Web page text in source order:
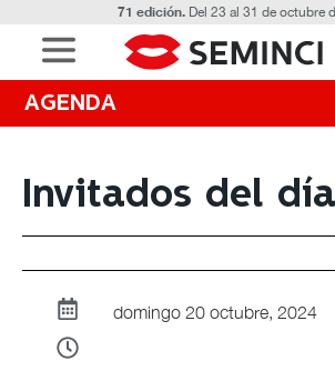
71 edición.Del 23 al 31 de octubre
AGENDA
Invitados del día
domingo 20 octubre, 2024